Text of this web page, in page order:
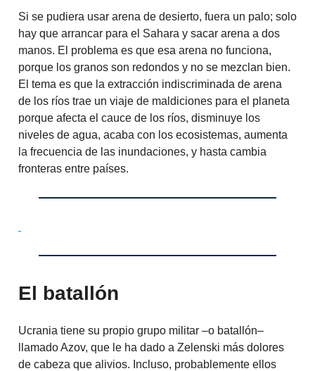
Si se pudiera usar arena de desierto, fuera un palo; solo
hay que arrancar para el Sahara y sacar arena a dos
manos. El problema es que esa arena no funciona,
porque los granos son redondos y no se mezclan bien.
El tema es que la extracción indiscriminada de arena
de los ríos trae un viaje de maldiciones para el planeta
porque afecta el cauce de los ríos, disminuye los
niveles de agua, acaba con los ecosistemas, aumenta
la frecuencia de las inundaciones, y hasta cambia
fronteras entre países.
El batallón
Ucrania tiene su propio grupo militar –o batallón–
llamado Azov, que le ha dado a Zelenski más dolores
de cabeza que alivios. Incluso, probablemente ellos